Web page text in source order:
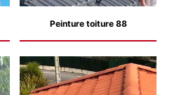
Peinture toiture 88